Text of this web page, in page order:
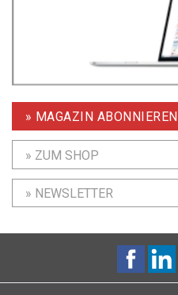
» MAGAZIN ABONNIEREN
» ZUM SHOP
» NEWSLETTER